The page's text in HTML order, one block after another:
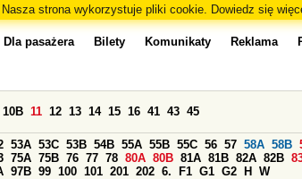
Nasza strona wykorzystuje pliki cookie. Dowiedz się
Dla pasażera Bilety Komunikaty Reklama
10B 11 12 13 14 15 16 41 43 45
53A 53C 53B 54B 55A 55B 55C 56 57 58A 58B
75A 75B 76 77 78 80A 80B 81A 81B 82A 82B
97B 99 100 101 201 202 6. F1 G1 G2 H W